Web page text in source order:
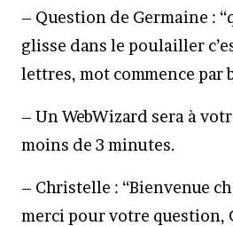
– Question de Germaine :
glisse dans le poulailler
lettres, mot commence par
– Un WebWizard sera à
moins de 3 minutes.
– Christelle : “Bienvenue
merci pour votre question,